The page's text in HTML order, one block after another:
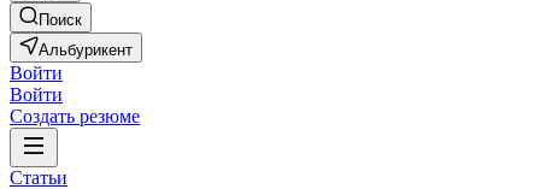
Поиск
Альбурикент
Войти
Войти
Создать резюме
Статьи